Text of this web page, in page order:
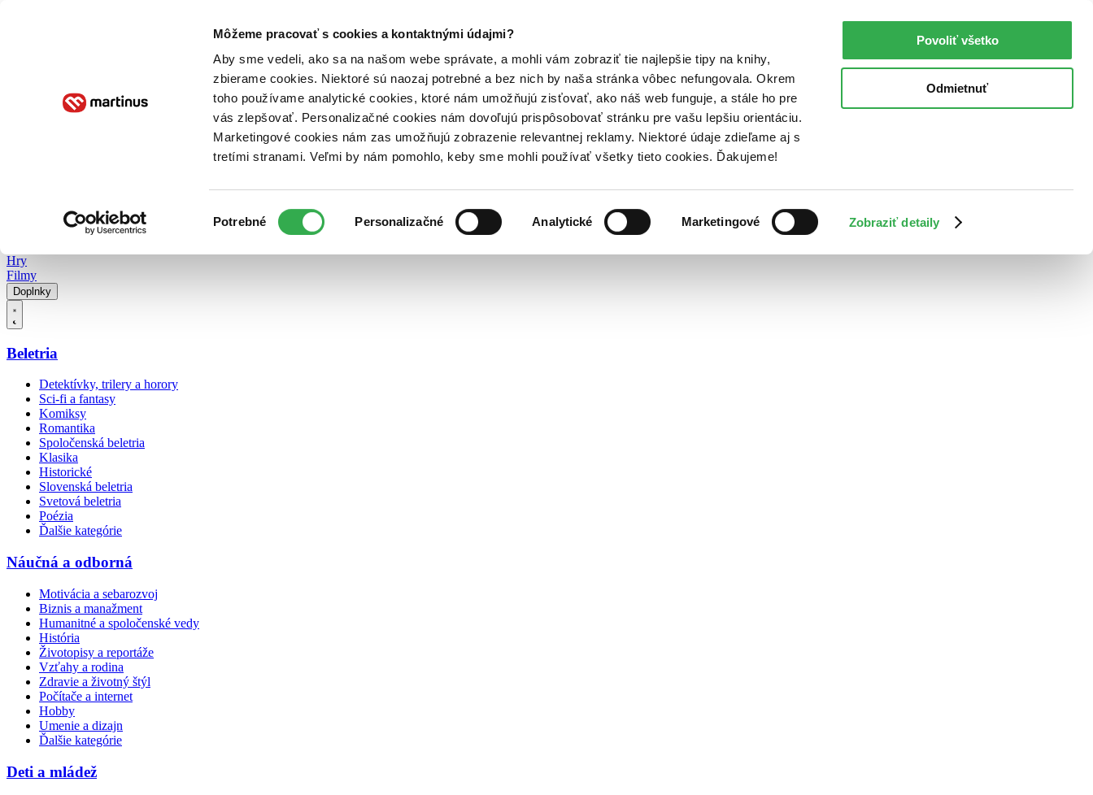
Môžeme pracovať s cookies a kontaktnými údajmi?
Aby sme vedeli, ako sa na našom webe správate, a mohli vám zobraziť tie najlepšie tipy na knihy,
zbierame cookies. Niektoré sú naozaj potrebné a bez nich by naša stránka vôbec nefungovala. Okrem
toho používame analytické cookies, ktoré nám umožňujú zisťovať, ako náš web funguje, a stále ho pre
vás zlepšovať. Personalizačné cookies nám dovoľujú prispôsobovať stránku pre vašu lepšiu orientáciu.
Marketingové cookies nám zas umožňujú zobrazenie relevantnej reklamy. Niektoré údaje zdieľame aj s
tretími stranami. Veľmi by nám pomohlo, keby sme mohli používať všetky tieto cookies. Ďakujeme!
súhlasu
Potrebné Personalizačné Analytické Marketingové Zobraziť detaily
Povoliť všetko
Odmietnuť
Poukážky Kontakt
Hry
Filmy
Doplnky
Beletria
Detektívky, trilery a horory
Sci-fi a fantasy
Komiksy
Romantika
Spoločenská beletria
Klasika
Historické
Slovenská beletria
Svetová beletria
Poézia
Ďalšie kategórie
Náučná a odborná
Motivácia a sebarozvoj
Biznis a manažment
Humanitné a spoločenské vedy
História
Životopisy a reportáže
Vzťahy a rodina
Zdravie a životný štýl
Počítače a internet
Hobby
Umenie a dizajn
Ďalšie kategórie
Deti a mládež